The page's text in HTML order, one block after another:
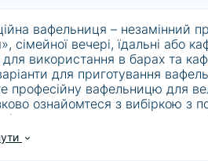
вафельниця – незамінний
сімейної вечері, їдальні або
для використання в барах та
для приготування
професійну вафельницю для
ознайомтеся з вибіркою з
одночасно.